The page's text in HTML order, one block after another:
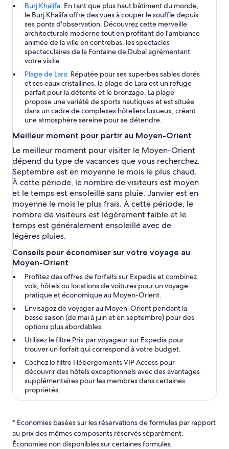
Burj Khalifa: En tant que plus haut bâtiment du monde,
le Burj Khalifa offre des vues à couper le souffle depuis
ses ponts d'observation. Découvrez cette merveille
architecturale moderne tout en profitant de l'ambiance
animée de la ville en contrebas, les spectacles
spectaculaires de la Fontaine de Dubaï agrémentant
votre visite.
Plage de Lara: Réputée pour ses superbes sables dorés
et ses eaux cristallines, la plage de Lara est un refuge
parfait pour la détente et le bronzage. La plage
propose une variété de sports nautiques et est située
dans un cadre de complexes hôteliers luxueux, créant
une atmosphère sereine pour se détendre.
Meilleur moment pour partir au Moyen-Orient
Le meilleur moment pour visiter le Moyen-Orient
dépend du type de vacances que vous recherchez.
Septembre est en moyenne le mois le plus chaud.
À cette période, le nombre de visiteurs est moyen
et le temps est ensoleillé sans pluie. Janvier est en
moyenne le mois le plus frais. À cette période, le
nombre de visiteurs est légèrement faible et le
temps est généralement ensoleillé avec de
légères pluies.
Conseils pour économiser sur votre voyage au
Moyen-Orient
Profitez des offres de forfaits sur Expedia et combinez
vols, hôtels ou locations de voitures pour un voyage
pratique et économique au Moyen-Orient.
Envisagez de voyager au Moyen-Orient pendant la
basse saison (de mai à juin et en septembre) pour des
options plus abordables.
Utilisez le filtre Prix par voyageur sur Expedia pour
trouver un forfait qui correspond à votre budget.
Cochez le filtre Hébergements VIP Access pour
découvrir des hôtels exceptionnels avec des avantages
supplémentaires pour les membres dans certaines
propriétés.
* Économies basées sur les réservations de formules par rapport
au prix des mêmes composants réservés séparément.
Économies non disponibles sur certaines formules.